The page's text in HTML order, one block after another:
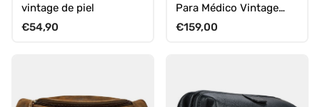
vintage de piel
Precio normal
€54,90
Para Médico Vintage
Maletín Doctor Negocios
Precio normal
€159,00